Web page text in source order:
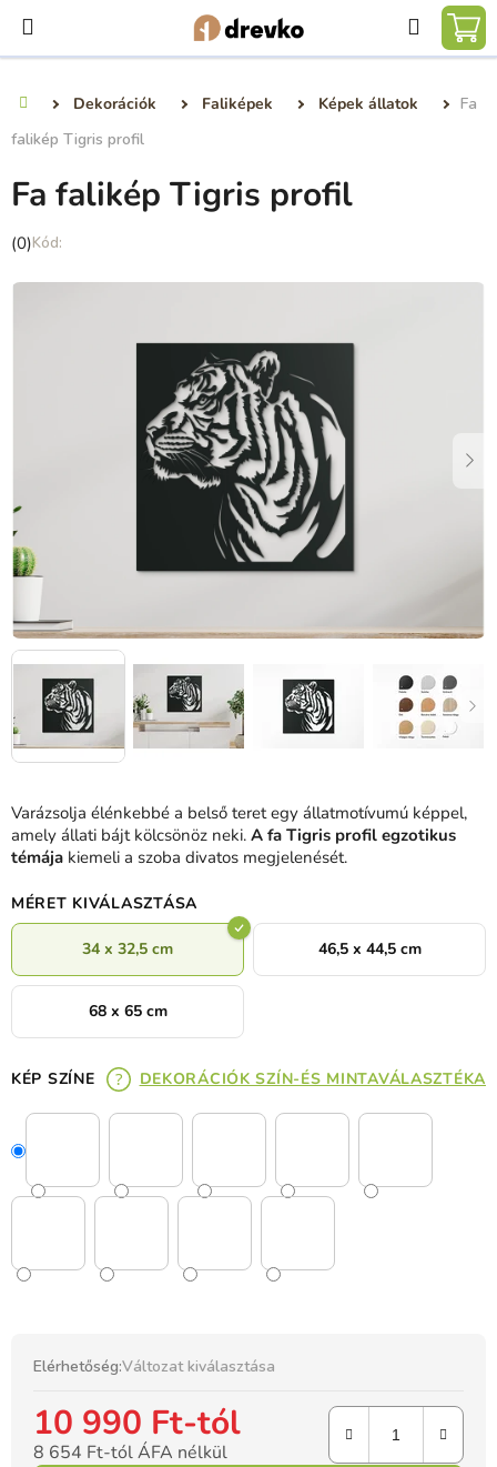
fő
Dekorációk Faliképek Képek állatok
Fa
falikép Tigris profil
Varázsolja élénkebbé a belső teret egy állatmotívumú képpel,
amely állati bájt kölcsönöz neki. A fa Tigris profil egzotikus
témája kiemeli a szoba divatos megjelenését.
MÉRET KIVÁLASZTÁSA
34 x 32,5 cm 46,5 x 44,5 cm
68 x 65 cm
KÉP SZÍNE DEKORÁCIÓK SZÍN-ÉS MINTAVÁLASZTÉKA
Elérhetőség:Változat kiválasztása
10 990 Ft-tól
8 654 Ft-tól ÁFA nélkül
Fa falikép Tigris profil
A
átlagos
(0)